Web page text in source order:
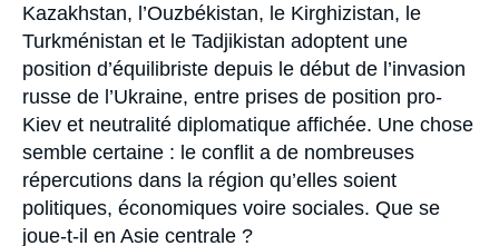
Kazakhstan, l’Ouzbékistan, le Kirghizistan, le
Turkménistan et le Tadjikistan adoptent une
position d’équilibriste depuis le début de l’invasion
russe de l’Ukraine, entre prises de position pro-
Kiev et neutralité diplomatique affichée. Une chose
semble certaine : le conflit a de nombreuses
répercutions dans la région qu’elles soient
politiques, économiques voire sociales. Que se
joue-t-il en Asie centrale ?